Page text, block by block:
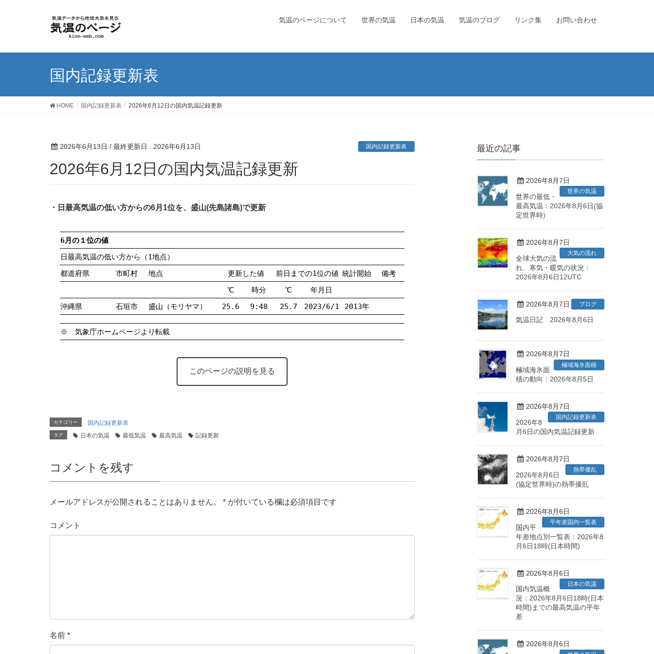
気温のページについて 世界の気温 日本の気温 気温のブログ リンク集 お問い合わせ
国内記録更新表
HOME 国内記録更新表 2026年6月12日の国内気温記録更新
2026年6月13日 / 最終更新日 : 2026年6月13日 国内記録更新表
2026年6月12日の国内気温記録更新
・日最高気温の低い方からの6月1位を、盛山(先島諸島)で更新
6月の１位の値
日最高気温の低い方から（1地点）
都道府県
市町村 地点 更新した値 前日までの1位の値 統計開始
備考
℃
時分 ℃
年月日
沖縄県
石垣市 盛山（モリヤマ） 25.6 9:48 25.7 2023/6/1 2013年
※ 気象庁ホームページより転載
このページの説明を見る
カテゴリー 国内記録更新表
タグ 日本の気温 最低気温 最高気温 記録更新
コメントを残す
メールアドレスが公開されることはありません。 * が付いている欄は必須項目です
コメント
名前 *
最近の記事
2026年8月7日
世界の気温
世界の最低・
最高気温：2026年8月6日(協
定世界時)
2026年8月7日
大気の流れ
全球大気の流
れ、寒気・暖気の状況：
2026年8月6日12UTC
2026年8月7日 ブログ
気温日記 2026年8月6日
2026年8月7日
極域海氷面積
極域海氷面
積の動向：2026年8月5日
2026年8月7日
国内記録更新表
2026年8
月6日の国内気温記録更新
2026年8月7日
熱帯擾乱
2026年8月6日
(協定世界時)の熱帯擾乱
2026年8月6日
平年差国内一覧表
国内平
年差地点別一覧表：2026年8
月6日18時(日本時間)
2026年8月6日
日本の気温
国内気温概
況：2026年8月6日18時(日本
時間)までの最高気温の平年
差
2026年8月6日